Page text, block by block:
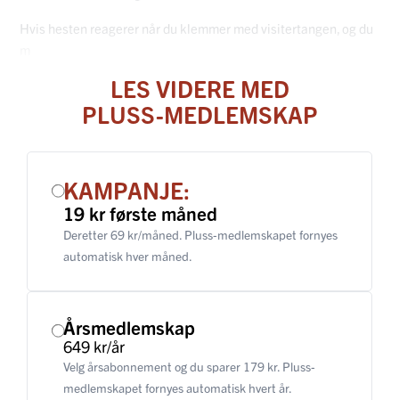
Hvis hesten reagerer når du klemmer med visitertangen, og du
LES VIDERE MED
PLUSS-MEDLEMSKAP
KAMPANJE:
19 kr første måned
Deretter 69 kr/måned. Pluss-medlemskapet fornyes
automatisk hver måned.
Årsmedlemskap
649 kr/år
Velg årsabonnement og du sparer 179 kr. Pluss-
medlemskapet fornyes automatisk hvert år.